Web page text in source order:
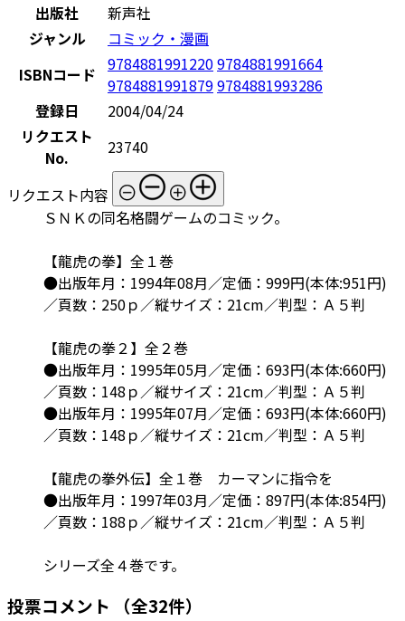
出版社
新声社
ジャンル
コミック・漫画
ISBNコード 97848819912209784881991664
97848819918799784881993286
登録日
2004/04/24
リクエスト
No.
23740
リクエスト内容
ＳＮＫの同名格闘ゲームのコミック。
【龍虎の拳】全１巻
●出版年月：1994年08月／定価：999円(本体:951円)
／頁数：250ｐ／縦サイズ：21cm／判型：Ａ５判
【龍虎の拳２】全２巻
●出版年月：1995年05月／定価：693円(本体:660円)
／頁数：148ｐ／縦サイズ：21cm／判型：Ａ５判
●出版年月：1995年07月／定価：693円(本体:660円)
／頁数：148ｐ／縦サイズ：21cm／判型：Ａ５判
【龍虎の拳外伝】全１巻 カーマンに指令を
●出版年月：1997年03月／定価：897円(本体:854円)
／頁数：188ｐ／縦サイズ：21cm／判型：Ａ５判
シリーズ全４巻です。
投票コメント （全32件）